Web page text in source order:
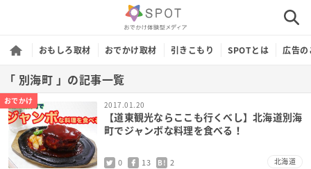
おもしろ取材 おでかけ取材 引きこもり SPOTとは 広告
「 別海町 」の記事一覧
おでかけ 2017.01.20
【道東観光ならここも行くべし】北海道別海
町でジャンボな料理を食べる！
0 13 B! 2 北海道